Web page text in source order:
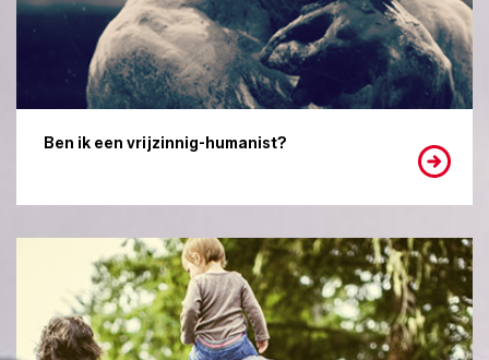
Ben ik een vrijzinnig-humanist?